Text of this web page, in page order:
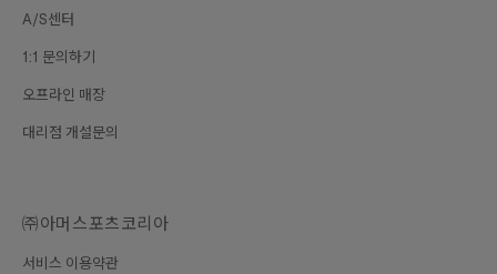
A/S센터
1:1 문의하기
오프라인 매장
대리점 개설문의
㈜아머스포츠코리아
서비스 이용약관